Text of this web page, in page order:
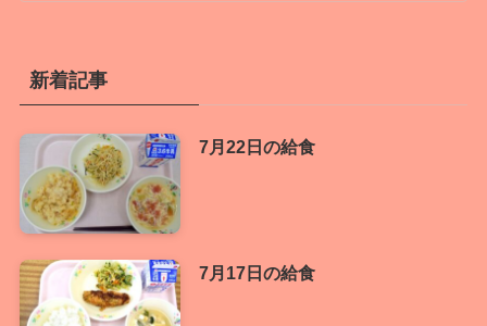
新着記事
7月22日の給食
7月17日の給食